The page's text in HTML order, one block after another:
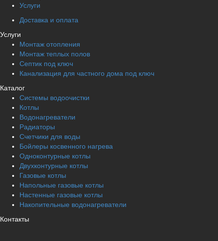
Услуги
Доставка и оплата
Услуги
Монтаж отопления
Монтаж теплых полов
Септик под ключ
Канализация для частного дома под ключ
Каталог
Системы водоочистки
Котлы
Водонагреватели
Радиаторы
Cчетчики для воды
Бойлеры косвенного нагрева
Одноконтурные котлы
Двухконтурные котлы
Газовые котлы
Напольные газовые котлы
Настенные газовые котлы
Накопительные водонагреватели
Контакты